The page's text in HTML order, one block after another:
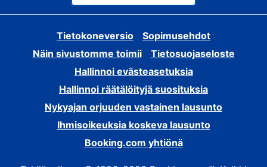
Tietokoneversio
Sopimusehdot
Näin sivustomme toimii
Tietosuojaseloste
Hallinnoi evästeasetuksia
Hallinnoi räätälöityjä suosituksia
Nykyajan orjuuden vastainen lausunto
Ihmisoikeuksia koskeva lausunto
Booking.com yhtiönä